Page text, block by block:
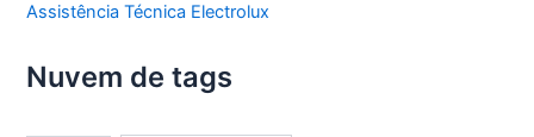
Assistência Técnica Electrolux
Nuvem de tags